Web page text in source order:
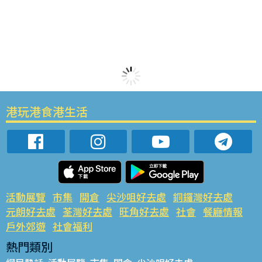
港玩港食港生活
活動展覽 市集 開倉 尖沙咀好去處 銅鑼灣好去處
元朗好去處 荃灣好去處 旺角好去處 社會 餐廳情報
戶外郊遊 社會福利
熱門類別